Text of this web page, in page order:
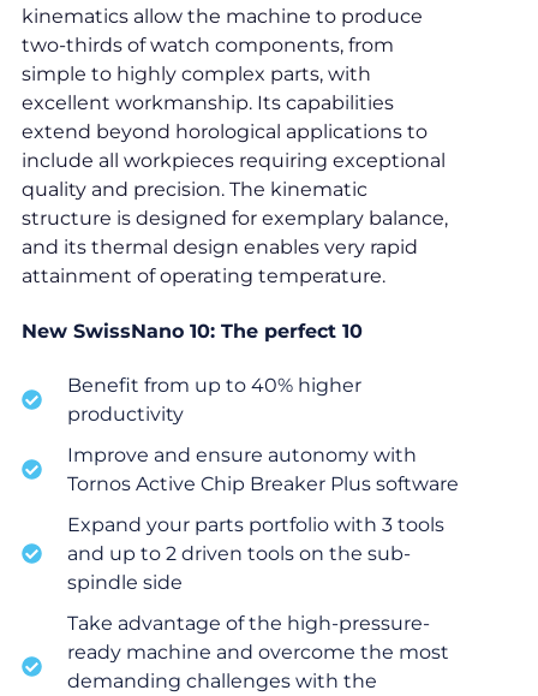
kinematics allow the machine to produce
two-thirds of watch components, from
simple to highly complex parts, with
excellent workmanship. Its capabilities
extend beyond horological applications to
include all workpieces requiring exceptional
quality and precision. The kinematic
structure is designed for exemplary balance,
and its thermal design enables very rapid
attainment of operating temperature.
New SwissNano 10: The perfect 10
Benefit from up to 40% higher
productivity
Improve and ensure autonomy with
Tornos Active Chip Breaker Plus software
Expand your parts portfolio with 3 tools
and up to 2 driven tools on the sub-
spindle side
Take advantage of the high-pressure-
ready machine and overcome the most
demanding challenges with the